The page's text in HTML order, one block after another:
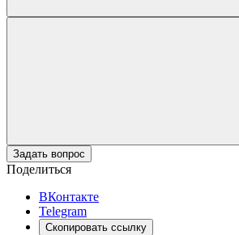
Задать вопрос
Поделиться
ВКонтакте
Telegram
Скопировать ссылку